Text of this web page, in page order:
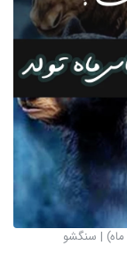
| سنگشو